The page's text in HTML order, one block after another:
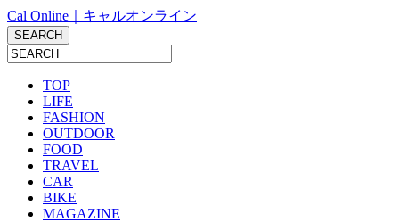
Cal Online｜キャルオンライン
TOP
LIFE
FASHION
OUTDOOR
FOOD
TRAVEL
CAR
BIKE
MAGAZINE